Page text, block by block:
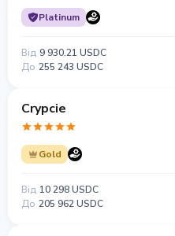
Platinum
Від 9 930.21 USDC
До 255 243 USDC
Crypcie
Gold
Від 10 298 USDC
До 205 962 USDC